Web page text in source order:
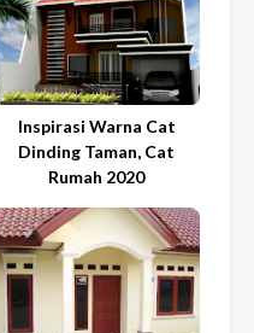
Inspirasi Warna Cat
Dinding Taman, Cat
Rumah 2020